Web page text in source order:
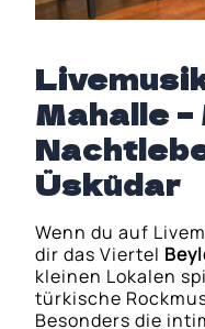
Mahalle
Üsküdar
Wenn du auf
dir das Viertel
kleinen Lokalen
türkische
Besonders die